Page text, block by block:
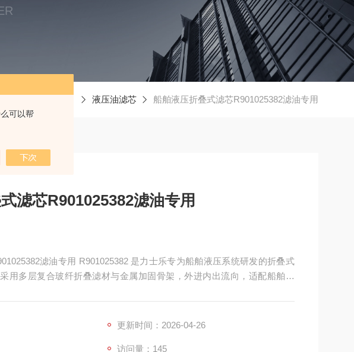
可以帮
液压油滤芯 船舶液压折叠式滤芯R901025382滤油专用
滤芯R901025382滤油专用
滤油专用 R901025382 是力士乐专为船舶液压系统研发的折叠式
用多层复合玻纤折叠滤材与金属加固骨架，外进内出流向，适配船舶舵
更新时间：2026-04-26
访问量：145